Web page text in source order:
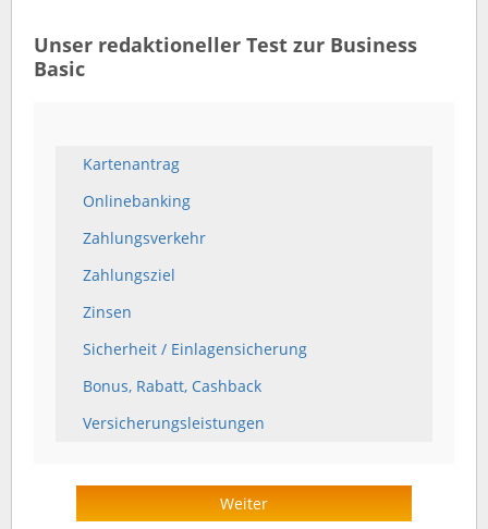
Unser redaktioneller Test zur Business
Basic
Kartenantrag
Onlinebanking
Zahlungsverkehr
Zahlungsziel
Zinsen
Sicherheit / Einlagensicherung
Bonus, Rabatt, Cashback
Versicherungsleistungen
Weiter